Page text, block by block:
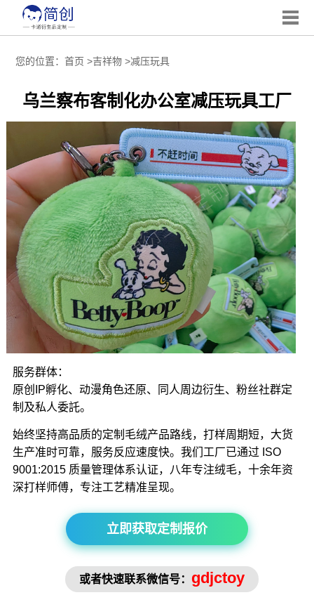
您的位置： 首页 >吉祥物>减压玩具
乌兰察布客制化办公室减压玩具工厂
服务群体：
原创IP孵化、动漫角色还原、同人周边衍生、粉丝社群定
制及私人委託。
始终坚持高品质的定制毛绒产品路线，打样周期短，大货
生产准时可靠，服务反应速度快。我们工厂已通过 ISO
9001:2015 质量管理体系认证，八年专注绒毛，十余年资
深打样师傅，专注工艺精准呈现。
立即获取定制报价
或者快速联系微信号： gdjctoy